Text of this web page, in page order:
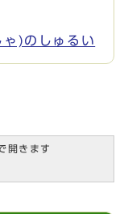
)のしゅるい
開きます